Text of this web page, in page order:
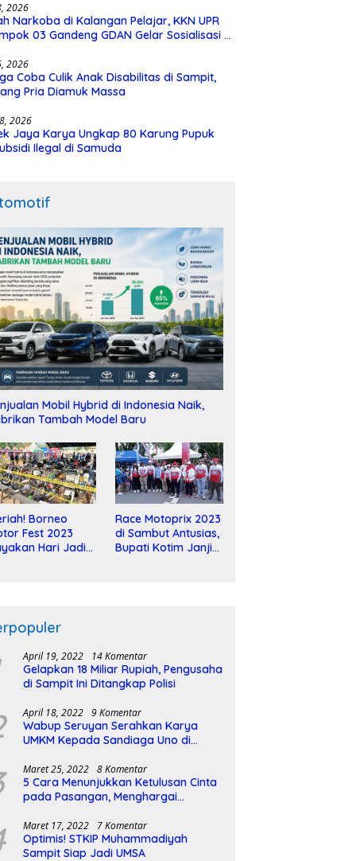
2026
Narkoba di Kalangan Pelajar, KKN UPR
03 Gandeng GDAN Gelar Sosialisasi di
2026
Coba Culik Anak Disabilitas di Sampit,
Pria Diamuk Massa
2026
Jaya Karya Ungkap 80 Karung Pupuk
Ilegal di Samuda
Mobil Hybrid di Indonesia Naik,
Tambah Model Baru
Borneo
Fest 2023
Hari Jadi
Race Motoprix 2023
di Sambut Antusias,
Bupati Kotim Janji
April 19, 2022 14 Komentar
Gelapkan 18 Miliar Rupiah, Pengusaha
di Sampit Ini Ditangkap Polisi
April 18, 2022 9 Komentar
Wabup Seruyan Serahkan Karya
UMKM Kepada Sandiaga Uno di
Maret 25, 2022 8 Komentar
5 Cara Menunjukkan Ketulusan Cinta
pada Pasangan, Menghargai
Maret 17, 2022 7 Komentar
Optimis! STKIP Muhammadiyah
Sampit Siap Jadi UMSA